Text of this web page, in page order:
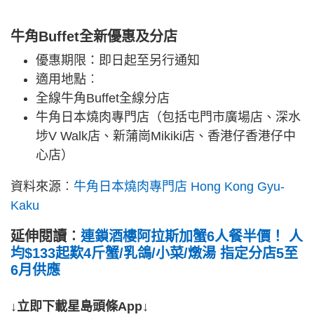
牛角Buffet全新優惠及分店
優惠期限：即日起至另行通知
適用地點︰
全線牛角Buffet全線分店
牛角日本燒肉專門店（包括屯門市廣場店、深水
埗V Walk店、新蒲崗Mikiki店、香港仔香港仔中
心店）
資料來源︰ 牛角日本燒肉專門店 Hong Kong Gyu-
Kaku
延伸閱讀︰ 連鎖酒樓阿拉斯加蟹6人餐半價！ 人
均$133起歎4斤蟹/乳鴿/小菜/燉湯 指定分店5至
6月供應
↓立即下載星島頭條App↓